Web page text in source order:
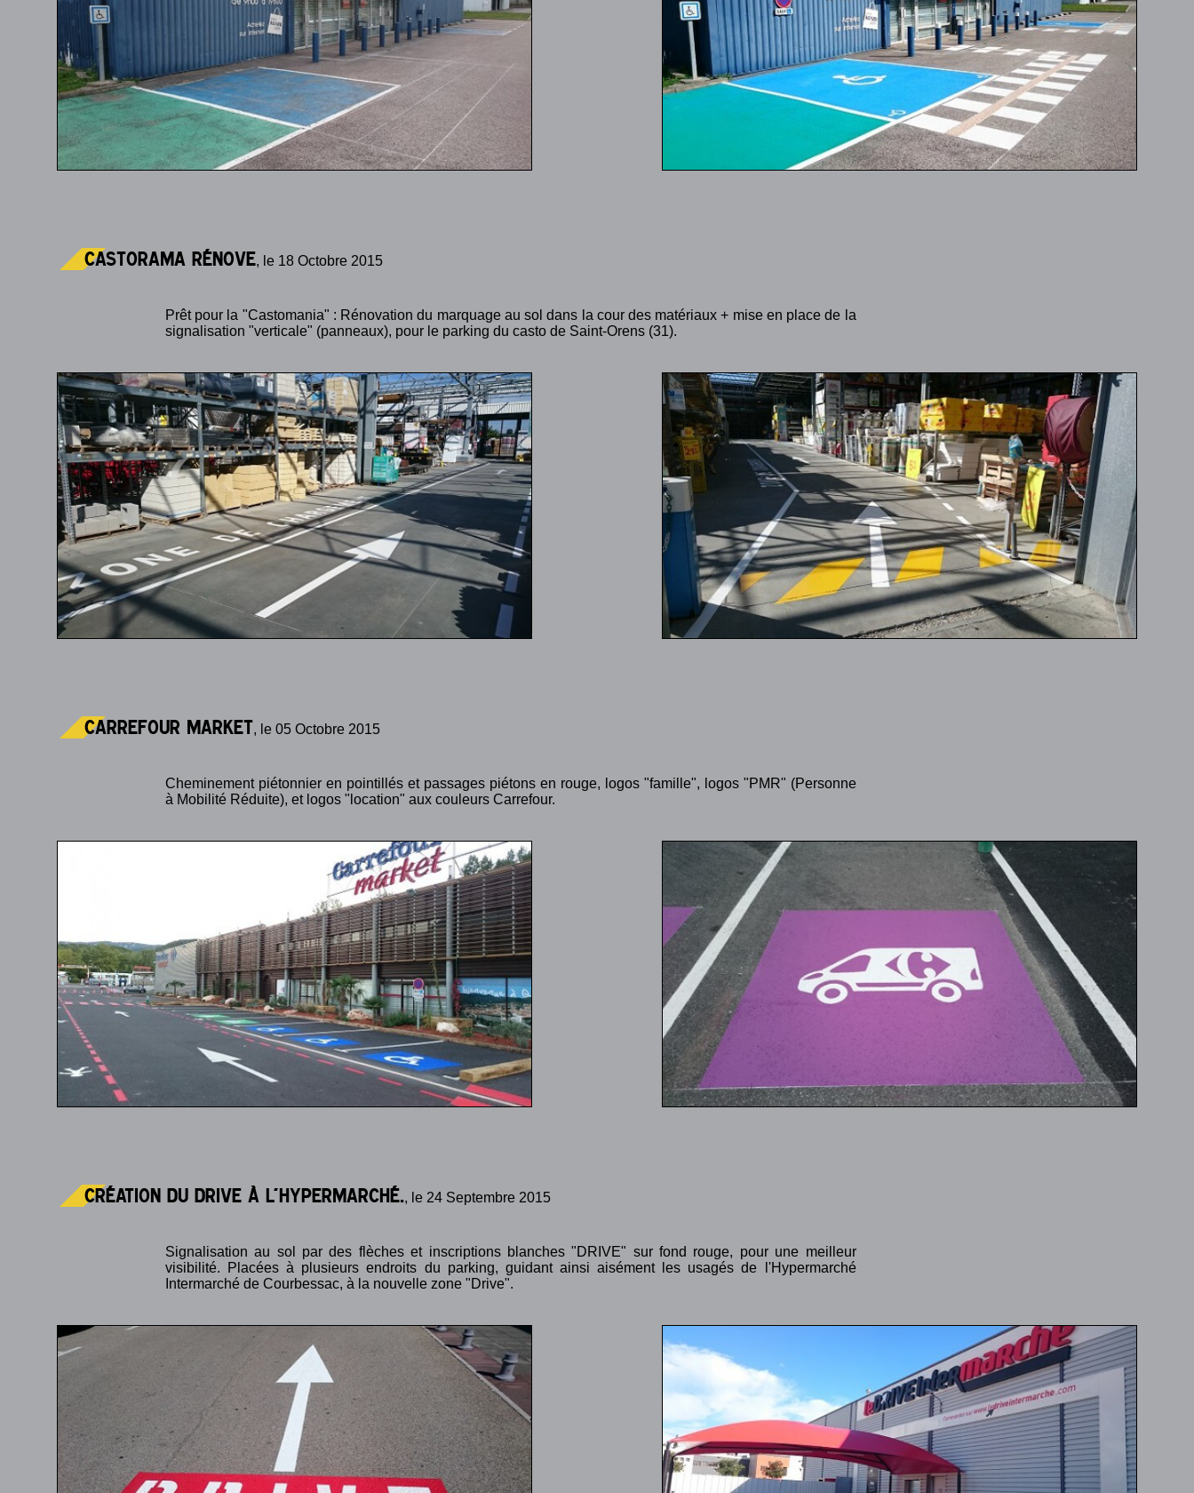
Castorama rénove, le 18 Octobre 2015
Prêt pour la "Castomania" : Rénovation du marquage au sol dans la cour des matériaux + mise en place de la
signalisation "verticale" (panneaux), pour le parking du casto de Saint-Orens (31).
carrefour market, le 05 Octobre 2015
Cheminement piétonnier en pointillés et passages piétons en rouge, logos "famille", logos "PMR" (Personne
à Mobilité Réduite), et logos "location" aux couleurs Carrefour.
Création du Drive à l'Hypermarché., le 24 Septembre 2015
Signalisation au sol par des flèches et inscriptions blanches "DRIVE" sur fond rouge, pour une meilleur
visibilité. Placées à plusieurs endroits du parking, guidant ainsi aisément les usagés de l'Hypermarché
Intermarché de Courbessac, à la nouvelle zone "Drive".